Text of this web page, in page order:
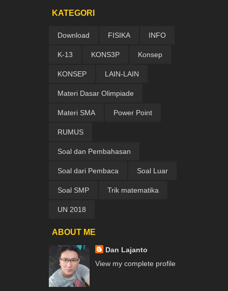
KATEGORI
Download FISIKA INFO
K-13 KONS3P Konsep
KONSEP LAIN-LAIN
Materi Dasar Olimpiade
Materi SMA Power Point
RUMUS
Soal dan Pembahasan
Soal dari Pembaca Soal Luar
Soal SMP Trik matematika
UN 2018
ABOUT ME
Dan Lajanto
View my complete profile